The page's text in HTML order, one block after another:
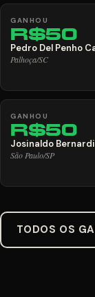
GANHOU
R$50
Pedro Del Penho
Palhoça/SC
GANHOU
R$50
Josinaldo
São Paulo/SP
TODOS OS